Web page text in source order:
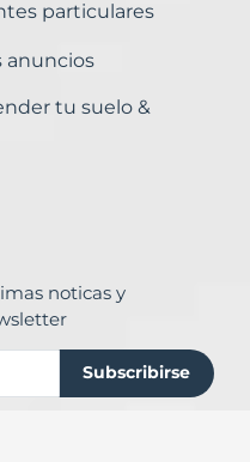
particulares
anuncios
tu suelo &
noticas y
Subscribirse